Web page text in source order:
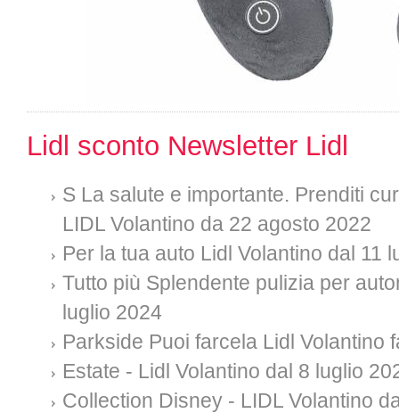
Lidl sconto Newsletter Lidl
S La salute e importante. Prenditi
LIDL Volantino da 22 agosto 2022
Per la tua auto Lidl Volantino dal 11
Tutto più Splendente pulizia per
luglio 2024
Parkside Puoi farcela Lidl Volantino
Estate - Lidl Volantino dal 8 luglio
Collection Disney - LIDL Volantino